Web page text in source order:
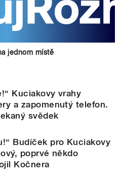
jednom místě
Kuciakovy vrahy
a zapomenutý telefon.
svědek
Budíček pro Kuciakovy
poprvé někdo
Kočnera